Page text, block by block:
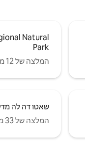
Natural
Park
המלצה של 12 מקומיים
שאטו דה לה
המלצה של 33 מקומיים